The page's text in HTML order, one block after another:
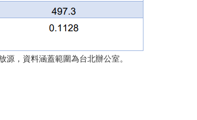
，資料涵蓋範圍為台北辦公室。